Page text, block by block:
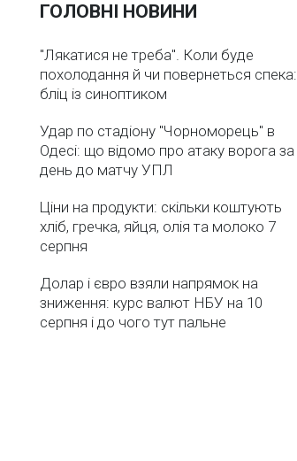
ГОЛОВНІ НОВИНИ
"Лякатися не треба". Коли буде
похолодання й чи повернеться спека:
бліц із синоптиком
Удар по стадіону "Чорноморець" в
Одесі: що відомо про атаку ворога за
день до матчу УПЛ
Ціни на продукти: скільки коштують
хліб, гречка, яйця, олія та молоко 7
серпня
Долар і євро взяли напрямок на
зниження: курс валют НБУ на 10
серпня і до чого тут пальне